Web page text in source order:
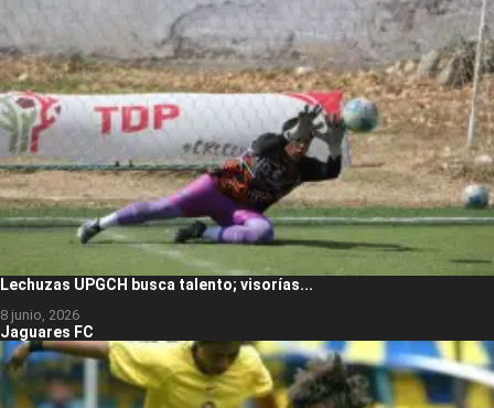
Lechuzas UPGCH busca talento; visorías...
8 junio, 2026
Jaguares FC